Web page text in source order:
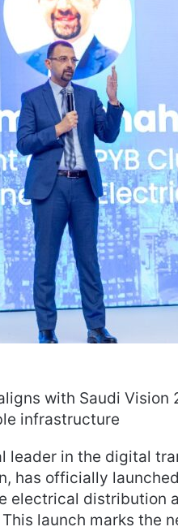
with Saudi Vision
infrastructure
leader in the digital
has officially
electrical distribution
launch marks the